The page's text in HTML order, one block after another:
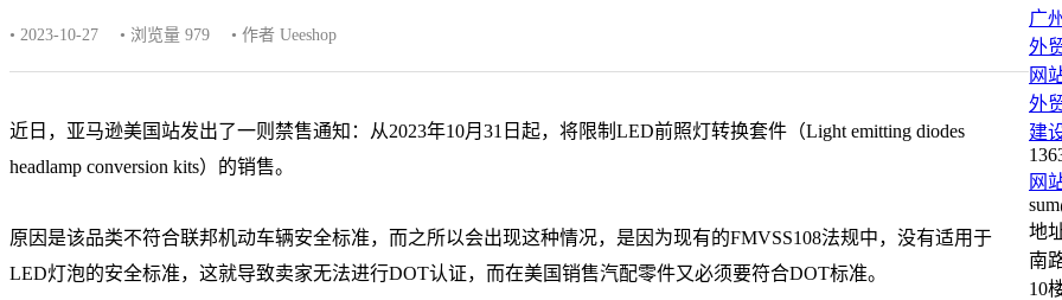
• 2023-10-27 • 浏览量 979 • 作者 Ueeshop
近日，亚马逊美国站发出了一则禁售通知：从2023年10月31日起，将限制LED前照灯转换套件（Light emitting diodes
headlamp conversion kits）的销售。
原因是该品类不符合联邦机动车辆安全标准，而之所以会出现这种情况，是因为现有的FMVSS108法规中，没有适用于
LED灯泡的安全标准，这就导致卖家无法进行DOT认证，而在美国销售汽配零件又必须要符合DOT标准。
广
外
网
外
建
网
地
南
10